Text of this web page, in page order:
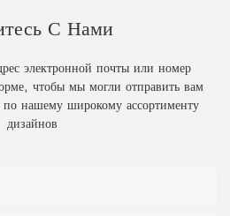
С Нами
электронной почты или номер
чтобы мы могли отправить вам
по нашему широкому ассортименту
дизайнов